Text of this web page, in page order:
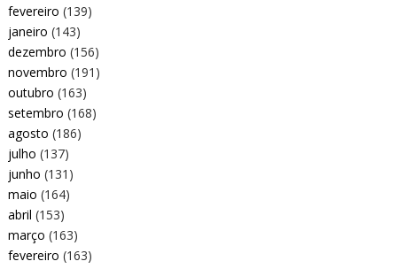
fevereiro (139)
janeiro (143)
dezembro (156)
novembro (191)
outubro (163)
setembro (168)
agosto (186)
julho (137)
junho (131)
maio (164)
abril (153)
março (163)
fevereiro (163)